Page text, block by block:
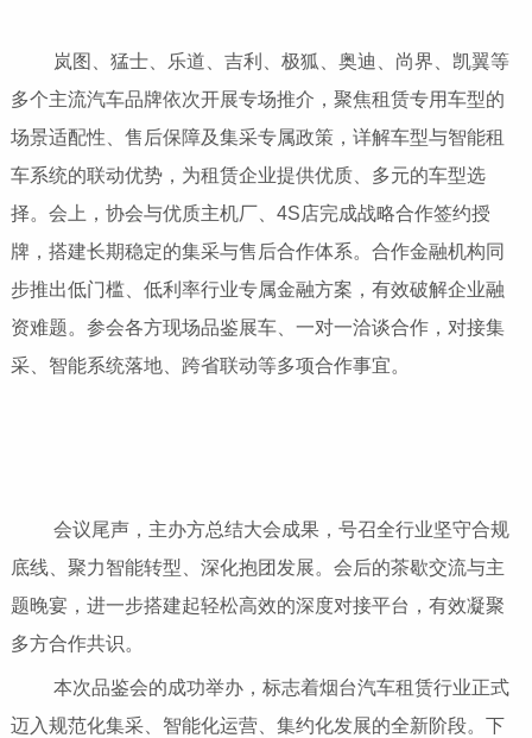
岚图、猛士、乐道、吉利、极狐、奥迪、尚界、凯翼等
多个主流汽车品牌依次开展专场推介，聚焦租赁专用车型的
场景适配性、售后保障及集采专属政策，详解车型与智能租
车系统的联动优势，为租赁企业提供优质、多元的车型选
择。会上，协会与优质主机厂、4S店完成战略合作签约授
牌，搭建长期稳定的集采与售后合作体系。合作金融机构同
步推出低门槛、低利率行业专属金融方案，有效破解企业融
资难题。参会各方现场品鉴展车、一对一洽谈合作，对接集
采、智能系统落地、跨省联动等多项合作事宜。
会议尾声，主办方总结大会成果，号召全行业坚守合规
底线、聚力智能转型、深化抱团发展。会后的茶歇交流与主
题晚宴，进一步搭建起轻松高效的深度对接平台，有效凝聚
多方合作共识。
本次品鉴会的成功举办，标志着烟台汽车租赁行业正式
迈入规范化集采、智能化运营、集约化发展的全新阶段。下